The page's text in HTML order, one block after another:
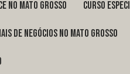
no Mato Grosso curso
de negócios no Mato Grosso